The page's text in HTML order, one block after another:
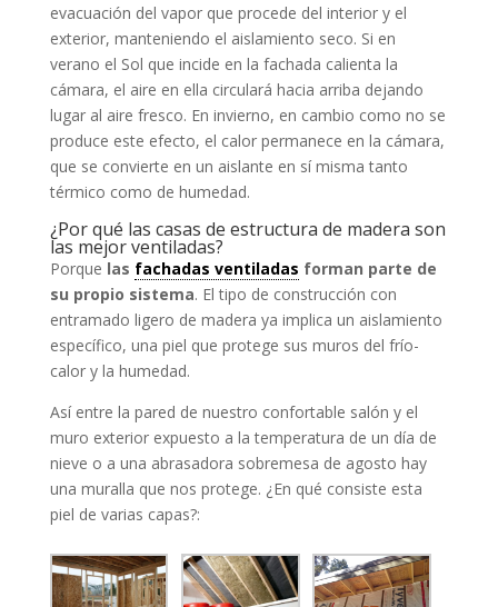
evacuación del vapor que procede del interior y el
exterior, manteniendo el aislamiento seco. Si en
verano el Sol que incide en la fachada calienta la
cámara, el aire en ella circulará hacia arriba dejando
lugar al aire fresco. En invierno, en cambio como no se
produce este efecto, el calor permanece en la cámara,
que se convierte en un aislante en sí misma tanto
térmico como de humedad.
¿Por qué las casas de estructura de madera son
las mejor ventiladas?
Porque las fachadas ventiladas forman parte de
su propio sistema. El tipo de construcción con
entramado ligero de madera ya implica un aislamiento
específico, una piel que protege sus muros del frío-
calor y la humedad.
Así entre la pared de nuestro confortable salón y el
muro exterior expuesto a la temperatura de un día de
nieve o a una abrasadora sobremesa de agosto hay
una muralla que nos protege. ¿En qué consiste esta
piel de varias capas?: